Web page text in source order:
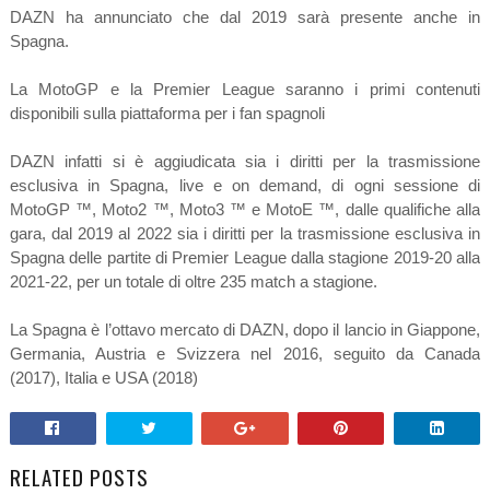
DAZN ha annunciato che dal 2019 sarà presente anche in
Spagna.
La MotoGP e la Premier League saranno i primi contenuti
disponibili sulla piattaforma per i fan spagnoli
DAZN infatti si è aggiudicata sia i diritti per la trasmissione
esclusiva in Spagna, live e on demand, di ogni sessione di
MotoGP ™, Moto2 ™, Moto3 ™ e MotoE ™, dalle qualifiche alla
gara, dal 2019 al 2022 sia i diritti per la trasmissione esclusiva in
Spagna delle partite di Premier League dalla stagione 2019-20 alla
2021-22, per un totale di oltre 235 match a stagione.
La Spagna è l’ottavo mercato di DAZN, dopo il lancio in Giappone,
Germania, Austria e Svizzera nel 2016, seguito da Canada
(2017), Italia e USA (2018)
RELATED POSTS